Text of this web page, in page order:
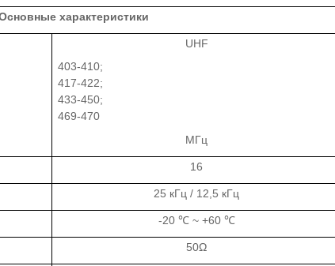
характеристики
UHF
403-410;
417-422;
433-450;
469-470
МГц
16
25 кГц / 12,5 кГц
-20 ℃ ~ +60 ℃
50Ω